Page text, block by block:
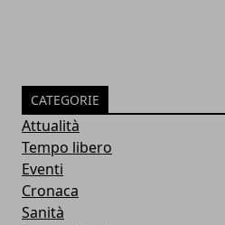
CATEGORIE
Attualità
Tempo libero
Eventi
Cronaca
Sanità